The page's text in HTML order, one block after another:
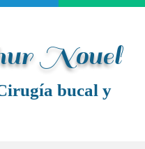
Nouel
bucal y